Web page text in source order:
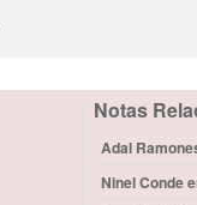
Notas
Adal
Ninel Conde